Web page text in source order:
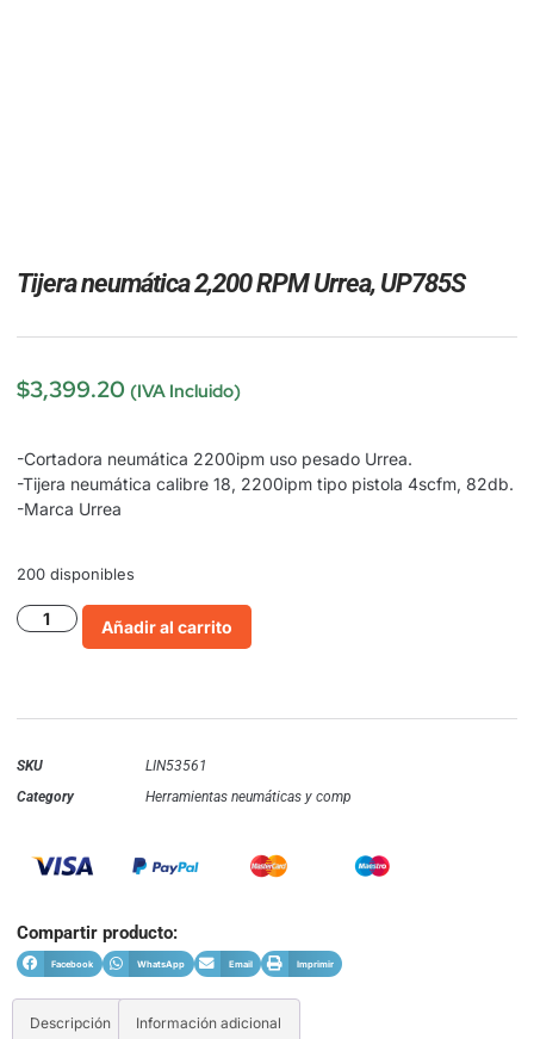
Tijera neumática 2,200 RPM Urrea, UP785S
$3,399.20 (IVA Incluido)
-Cortadora neumática 2200ipm uso pesado Urrea.
-Tijera neumática calibre 18, 2200ipm tipo pistola 4scfm, 82db.
-Marca Urrea
200 disponibles
Añadir al carrito
SKU
LIN53561
Category
Herramientas neumáticas y comp
Compartir producto:
Facebook WhatsApp Email Imprimir
Descripción Información adicional